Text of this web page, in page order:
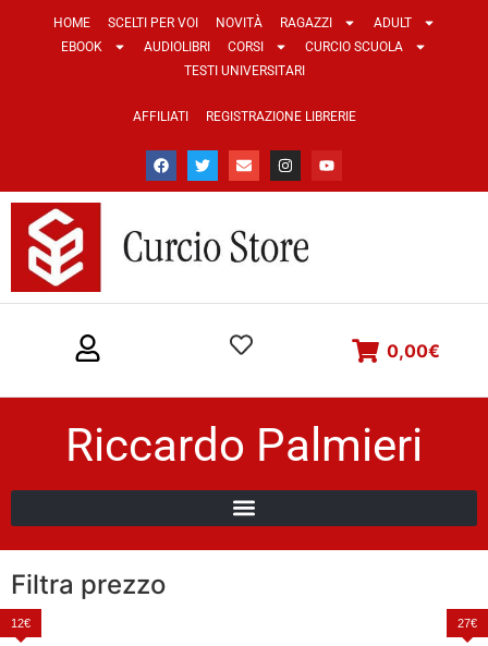
HOME SCELTI PER VOI NOVITÀ RAGAZZI
ADULT
EBOOK
AUDIOLIBRI CORSI
CURCIO SCUOLA
TESTI UNIVERSITARI
AFFILIATI REGISTRAZIONE LIBRERIE
0,00€
Riccardo Palmieri
Filtra prezzo
12€ 27€